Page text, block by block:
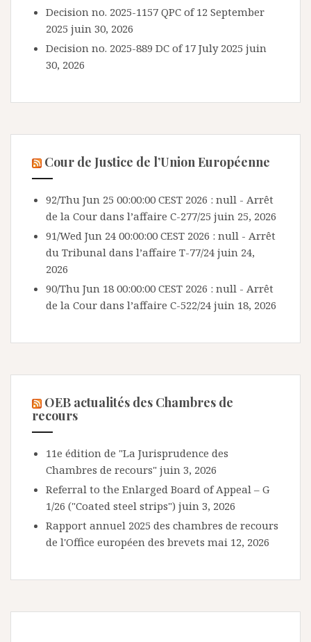
Decision no. 2025-1157 QPC of 12 September
2025 juin 30, 2026
Decision no. 2025-889 DC of 17 July 2025 juin
30, 2026
Cour de Justice de l’Union Européenne
92/Thu Jun 25 00:00:00 CEST 2026 : null - Arrêt
de la Cour dans l’affaire C-277/25 juin 25, 2026
91/Wed Jun 24 00:00:00 CEST 2026 : null - Arrêt
du Tribunal dans l’affaire T-77/24 juin 24,
2026
90/Thu Jun 18 00:00:00 CEST 2026 : null - Arrêt
de la Cour dans l’affaire C-522/24 juin 18, 2026
OEB actualités des Chambres de
recours
11e édition de "La Jurisprudence des
Chambres de recours" juin 3, 2026
Referral to the Enlarged Board of Appeal – G
1/26 ("Coated steel strips") juin 3, 2026
Rapport annuel 2025 des chambres de recours
de l'Office européen des brevets mai 12, 2026